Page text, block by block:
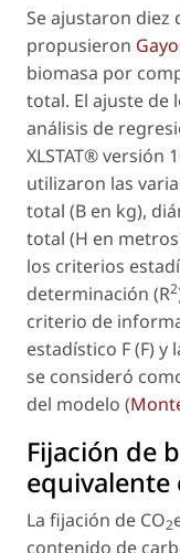
Se ajustaron diez
propusieron
biomasa por
total. El ajuste de
análisis de
XLSTAT® versión
utilizaron las
total (B en kg),
total (H en
los criterios
determinación (R2
criterio de
estadístico F (F) y
se consideró
del modelo (
Fijación de
equivalente
La fijación de CO2
contenido de